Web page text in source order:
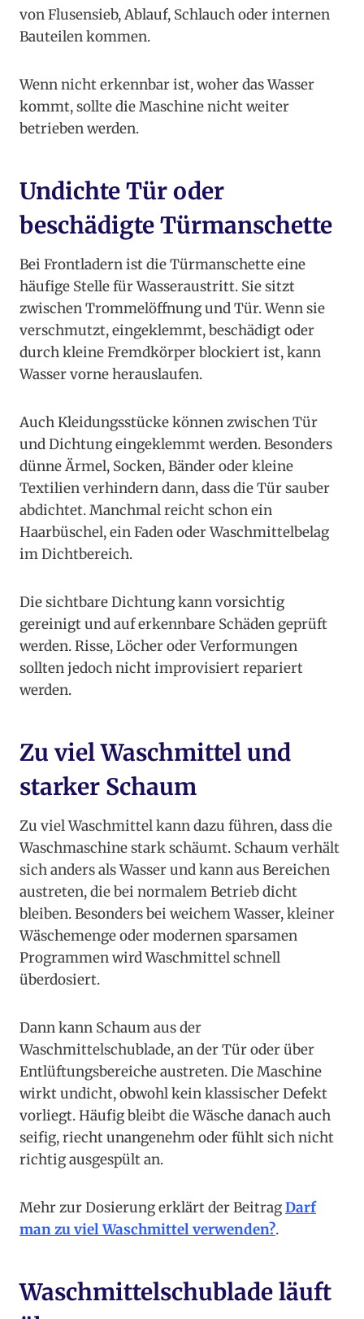
von Flusensieb, Ablauf, Schlauch oder internen
Bauteilen kommen.
Wenn nicht erkennbar ist, woher das Wasser
kommt, sollte die Maschine nicht weiter
betrieben werden.
Undichte Tür oder
beschädigte Türmanschette
Bei Frontladern ist die Türmanschette eine
häufige Stelle für Wasseraustritt. Sie sitzt
zwischen Trommelöffnung und Tür. Wenn sie
verschmutzt, eingeklemmt, beschädigt oder
durch kleine Fremdkörper blockiert ist, kann
Wasser vorne herauslaufen.
Auch Kleidungsstücke können zwischen Tür
und Dichtung eingeklemmt werden. Besonders
dünne Ärmel, Socken, Bänder oder kleine
Textilien verhindern dann, dass die Tür sauber
abdichtet. Manchmal reicht schon ein
Haarbüschel, ein Faden oder Waschmittelbelag
im Dichtbereich.
Die sichtbare Dichtung kann vorsichtig
gereinigt und auf erkennbare Schäden geprüft
werden. Risse, Löcher oder Verformungen
sollten jedoch nicht improvisiert repariert
werden.
Zu viel Waschmittel und
starker Schaum
Zu viel Waschmittel kann dazu führen, dass die
Waschmaschine stark schäumt. Schaum verhält
sich anders als Wasser und kann aus Bereichen
austreten, die bei normalem Betrieb dicht
bleiben. Besonders bei weichem Wasser, kleiner
Wäschemenge oder modernen sparsamen
Programmen wird Waschmittel schnell
überdosiert.
Dann kann Schaum aus der
Waschmittelschublade, an der Tür oder über
Entlüftungsbereiche austreten. Die Maschine
wirkt undicht, obwohl kein klassischer Defekt
vorliegt. Häufig bleibt die Wäsche danach auch
seifig, riecht unangenehm oder fühlt sich nicht
richtig ausgespült an.
Mehr zur Dosierung erklärt der BeitragDarf
man zu viel Waschmittel verwenden?.
Waschmittelschublade läuft